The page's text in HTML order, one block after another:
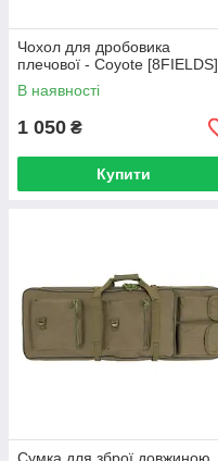
Чохол для дробовика
плечової - Coyote [8FIELDS]
В наявності
1 050 ₴
Купити